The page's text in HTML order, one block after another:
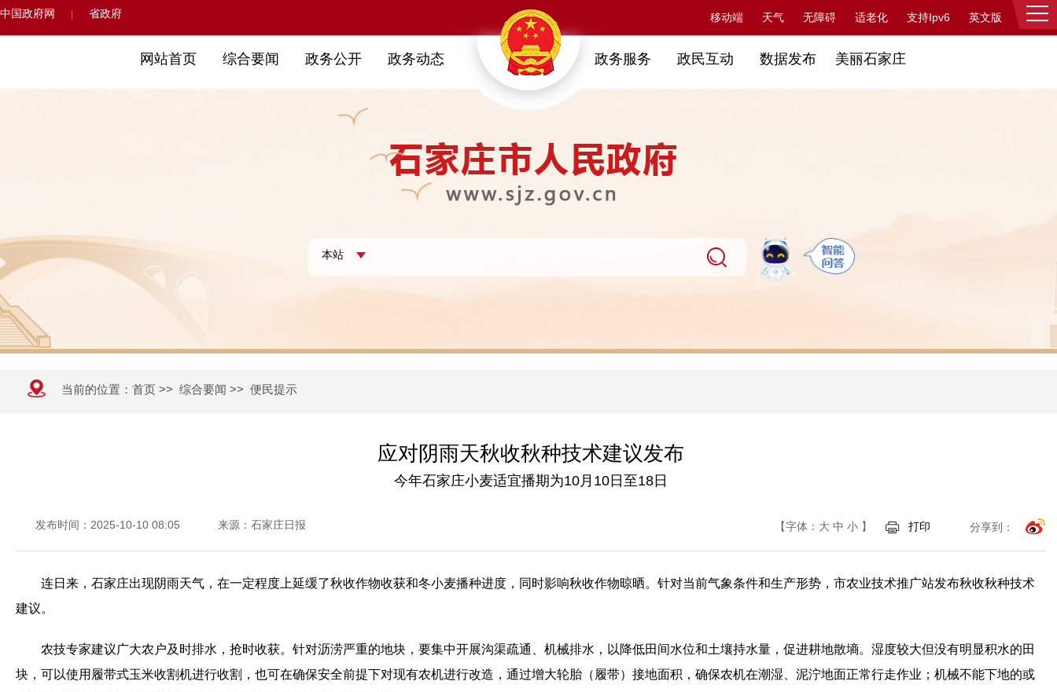
中国政府网 省政府 移动端 天气 无障碍 适老化 支持Ipv6 英文版 登录
网站首页 综合要闻 政务公开 政务动态 政务服务 政民互动 数据发布 美丽石家庄
当前的位置： 首页 >> 综合要闻 >> 便民提示
应对阴雨天秋收秋种技术建议发布
今年石家庄小麦适宜播期为10月10日至18日
发布时间：2025-10-10 08:05 来源：石家庄日报 【字体： 大 中 小 】 打印 分享到：
连日来，石家庄出现阴雨天气，在一定程度上延缓了秋收作物收获和冬小麦播种进度，同时影响秋收作物晾晒。针对当前气象条件和生产形势，市农业技术推广站发布秋收秋种技术
建议。
农技专家建议广大农户及时排水，抢时收获。针对沥涝严重的地块，要集中开展沟渠疏通、机械排水，以降低田间水位和土壤持水量，促进耕地散墒。湿度较大但没有明显积水的田
块，可以使用履带式玉米收割机进行收割，也可在确保安全前提下对现有农机进行改造，通过增大轮胎（履带）接地面积，确保农机在潮湿、泥泞地面正常行走作业；机械不能下地的或